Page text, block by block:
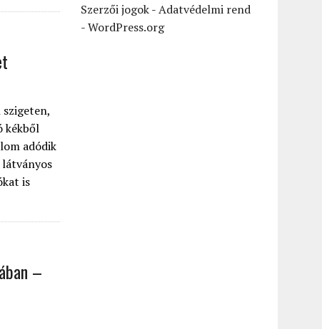
kékből
adódik
is
–
Szerzői jogok-Adatvédelmi rend
-WordPress.org